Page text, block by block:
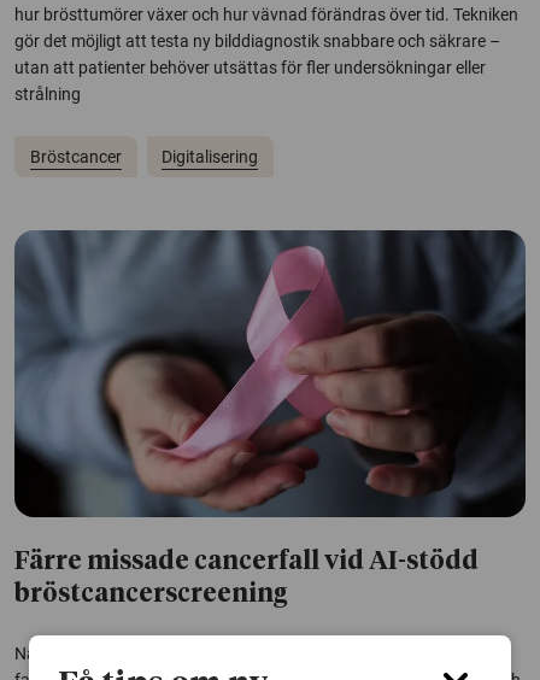
hur brösttumörer växer och hur vävnad förändras över tid. Tekniken
gör det möjligt att testa ny bilddiagnostik snabbare och säkrare –
utan att patienter behöver utsättas för fler undersökningar eller
strålning
Bröstcancer Digitalisering
Färre missade cancerfall vid AI-stödd
bröstcancerscreening
När forskare testade att använda AI i bröstcancerscreening blev